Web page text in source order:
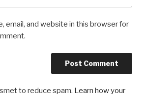
email, and website in this browser for
to reduce spam. Learn how your